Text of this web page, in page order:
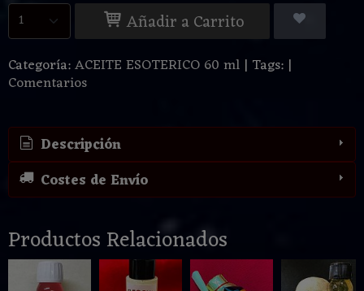
Añadir a Carrito
Categoría:ACEITE ESOTERICO 60 ml | Tags: |
Comentarios
Descripción
Costes de Envío
Productos Relacionados